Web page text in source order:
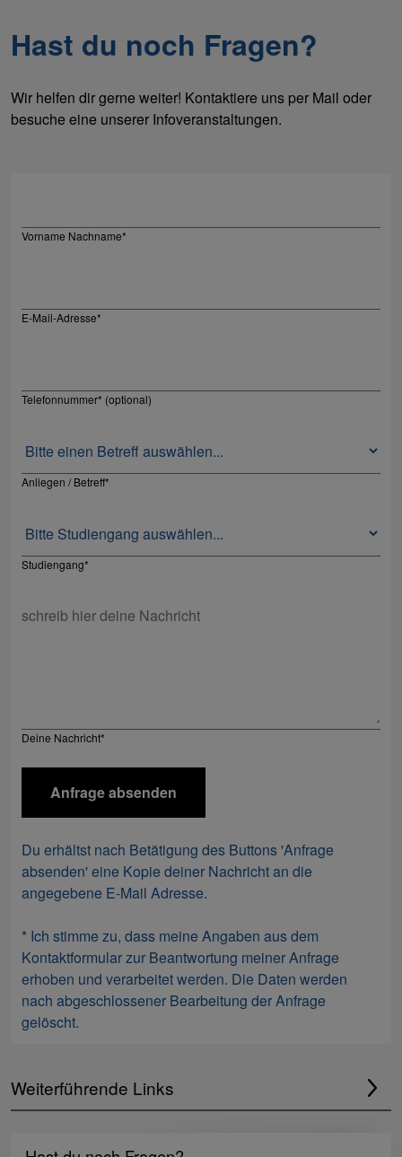
Hast du noch Fragen?
Wir helfen dir gerne weiter! Kontaktiere uns per Mail oder
besuche eine unserer Infoveranstaltungen.
Vorname Nachname*
E-Mail-Adresse*
Telefonnummer* (optional)
Anliegen / Betreff*
Studiengang*
Deine Nachricht*
Du erhältst nach Betätigung des Buttons 'Anfrage
absenden' eine Kopie deiner Nachricht an die
angegebene E-Mail Adresse.
* Ich stimme zu, dass meine Angaben aus dem
Kontaktformular zur Beantwortung meiner Anfrage
erhoben und verarbeitet werden. Die Daten werden
nach abgeschlossener Bearbeitung der Anfrage
gelöscht.
Weiterführende Links